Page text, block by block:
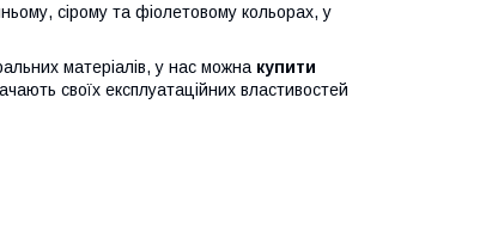
сірому та фіолетовому кольорах, у
матеріалів, у нас можна купити
своїх експлуатаційних властивостей